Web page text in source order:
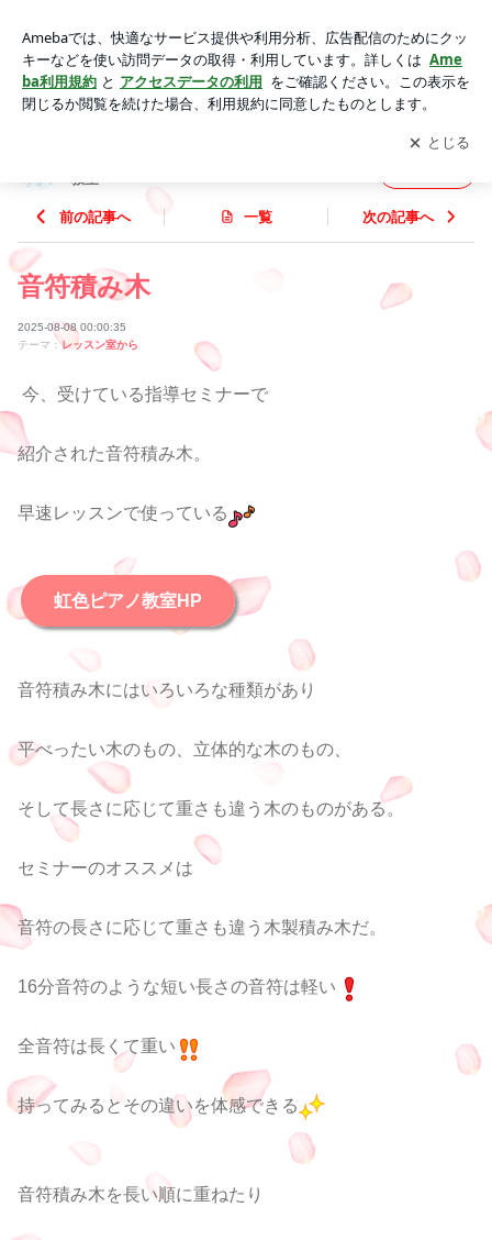
アプリをダウンロードして ブログの更新通知
を受け取りまし
ょう。
開く
教室
前の記事へ 一覧 次の記事へ
音符積み木
2025-08-08 00:00:35
テーマ：レッスン室から
今、受けている指導セミナーで
紹介された音符積み木。
早速レッスンで使っている
虹色ピアノ教室HP
音符積み木にはいろいろな種類があり
平べったい木のもの、立体的な木のもの、
そして長さに応じて重さも違う木のものがある。
セミナーのオススメは
音符の長さに応じて重さも違う木製積み木だ。
16分音符のような短い長さの音符は軽い
全音符は長くて重い
持ってみるとその違いを体感できる
音符積み木を長い順に重ねたり